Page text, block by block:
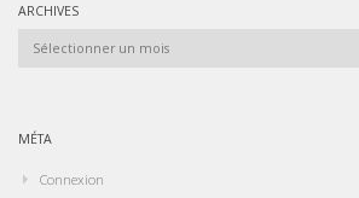
ARCHIVES
MÉTA
Connexion